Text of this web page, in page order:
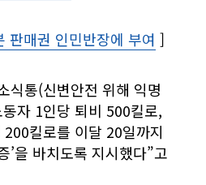
판매권 인민반장에 부여 ]
식통(신변안전 위해 익명
자 1인당 퇴비 500킬로,
킬로를 이달 20일까지
’을 바치도록 지시했다”고